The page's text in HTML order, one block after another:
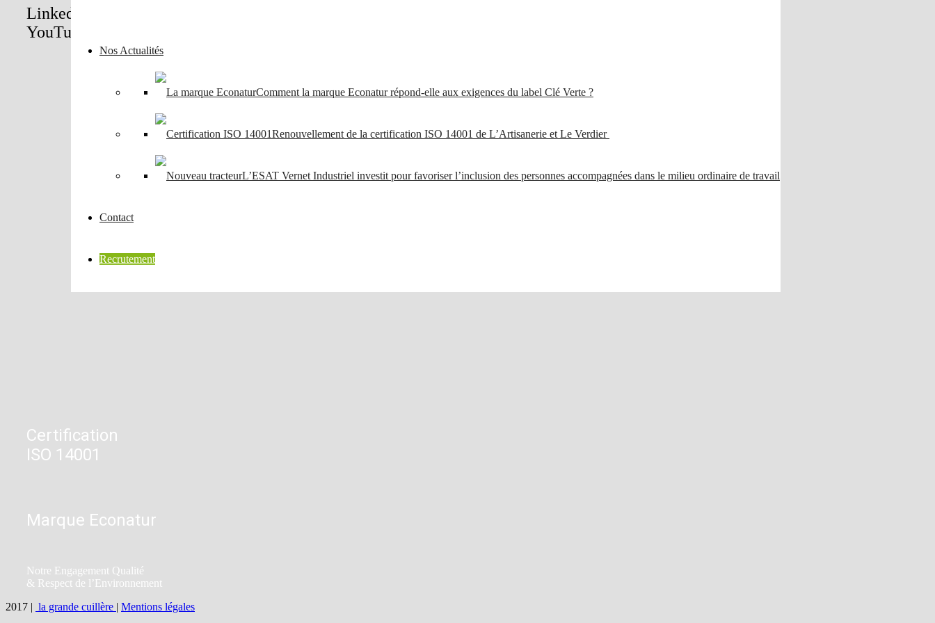
Nos Actualités
Comment la marque Econatur répond-elle aux exigences du label Clé Verte ?
Renouvellement de la certification ISO 14001 de L’Artisanerie et Le Verdier
L’ESAT Vernet Industriel investit pour favoriser l’inclusion des personnes accompagnées dans le milieu ordinaire de travail
Contact
Recrutement
LinkedIn
YouTube
Certification
ISO 14001
Marque Econatur
Notre Engagement Qualité
& Respect de l’Environnement
2017 | la grande cuillère | Mentions légales